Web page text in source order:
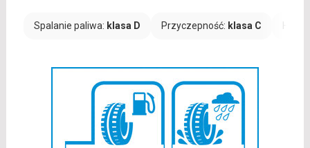
Spalanie paliwa: klasa D Przyczepność: klasa C